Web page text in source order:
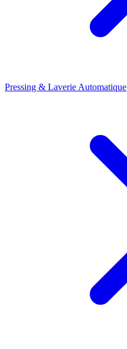
Pressing & Laverie Automatique